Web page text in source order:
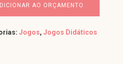
AO ORÇAMENTO
Jogos,Jogos Didáticos